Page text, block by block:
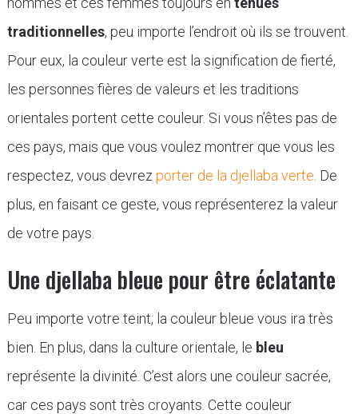
traditionnelles, peu importe l’endroit où ils se trouvent.
Pour eux, la couleur verte est la signification de fierté,
les personnes fières de valeurs et les traditions
orientales portent cette couleur. Si vous n’êtes pas de
ces pays, mais que vous voulez montrer que vous les
respectez, vous devrez porter de la djellaba verte . De
plus, en faisant ce geste, vous représenterez la valeur
de votre pays.
Une djellaba bleue pour être éclatante
Peu importe votre teint, la couleur bleue vous ira très
bien. En plus, dans la culture orientale, le bleu
représente la divinité. C’est alors une couleur sacrée,
car ces pays sont très croyants. Cette couleur